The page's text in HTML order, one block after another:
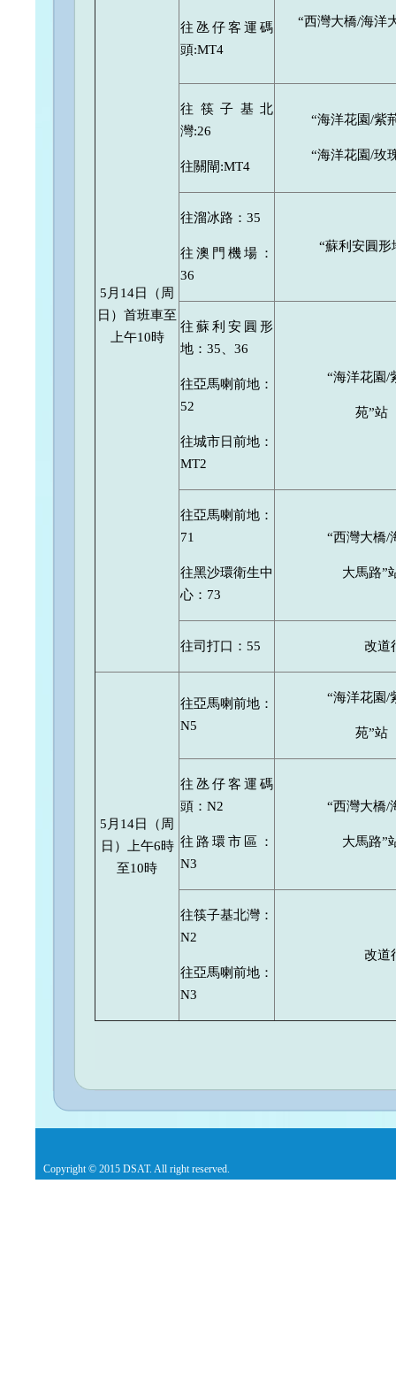
5月14日（周
日）首班車至
上午10時
往氹仔客運碼
頭:MT4
“西灣大橋/海洋
往筷子基北
灣:26
往關閘:MT4
“海洋花園/紫
“海洋花園/玫
往溜冰路：35
往澳門機場：
36
“蘇利安圓形
往蘇利安圓形
地：35、36
往亞馬喇前地：
52
往城市日前地：
MT2
“海洋花園/
苑”站
往亞馬喇前地：
71
往黑沙環衛生中
心：73
“西灣大橋/
大馬路”
往司打口：55 改道
5月14日（周
日）上午6時
至10時
往亞馬喇前地：
N5
“海洋花園/
苑”站
往氹仔客運碼
頭：N2
往路環市區：
N3
“西灣大橋/
大馬路”
往筷子基北灣：
N2
往亞馬喇前地：
N3
改道
Copyright © 2015 DSAT. All right reserved.